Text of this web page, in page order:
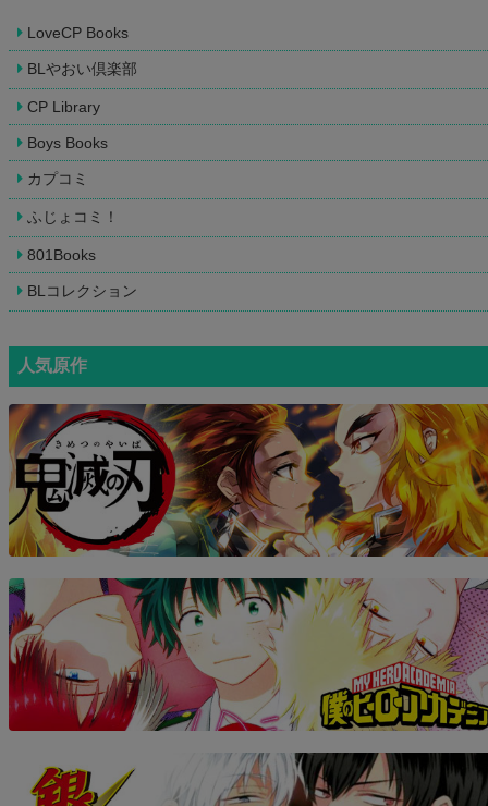
LoveCP Books
BLやおい倶楽部
CP Library
Boys Books
カプコミ
ふじょコミ！
801Books
BLコレクション
人気原作